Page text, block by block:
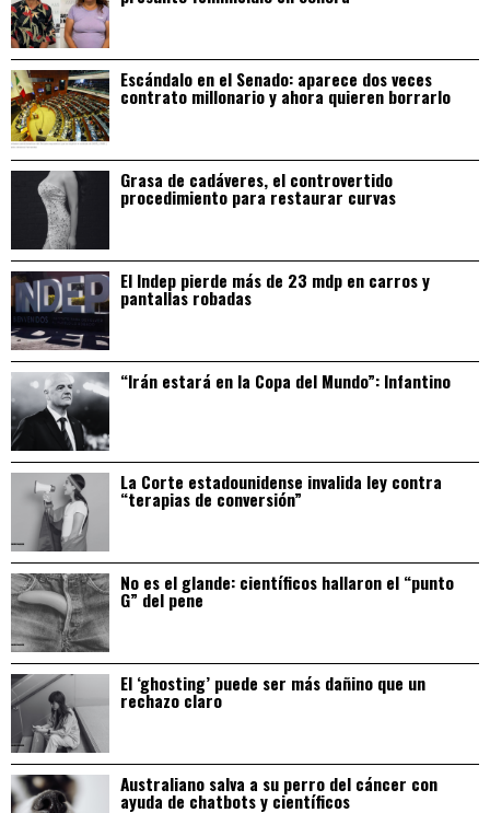
Escándalo en el Senado: aparece dos veces
contrato millonario y ahora quieren borrarlo
Grasa de cadáveres, el controvertido
procedimiento para restaurar curvas
El Indep pierde más de 23 mdp en carros y
pantallas robadas
“Irán estará en la Copa del Mundo”: Infantino
La Corte estadounidense invalida ley contra
“terapias de conversión”
No es el glande: científicos hallaron el “punto
G” del pene
El ‘ghosting’ puede ser más dañino que un
rechazo claro
Australiano salva a su perro del cáncer con
ayuda de chatbots y científicos